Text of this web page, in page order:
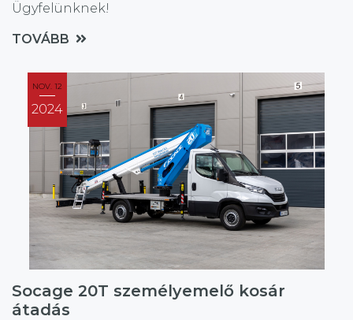
Ügyfelünknek!
TOVÁBB
Socage 20T személyemelő kosár
átadás
NOV. 12
2024